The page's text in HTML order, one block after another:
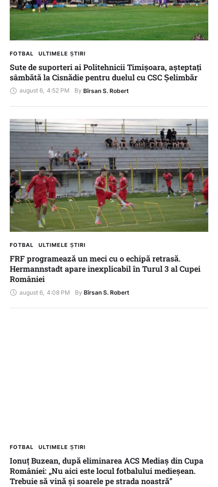
FOTBAL ULTIMELE ȘTIRI
Sute de suporteri ai Politehnicii Timișoara, așteptați
sâmbătă la Cisnădie pentru duelul cu CSC Șelimbăr
august 6, 4:52 PM By Bîrsan S. Robert
FOTBAL ULTIMELE ȘTIRI
FRF programează un meci cu o echipă retrasă.
Hermannstadt apare inexplicabil în Turul 3 al Cupei
României
august 6 4:08 PM By Bîrsan S. Robert
FOTBAL ULTIMELE ȘTIRI
Ionuț Buzean, după eliminarea ACS Mediaș din Cupa
României: „Nu aici este locul fotbalului medieșean.
Trebuie să vină și soarele pe strada noastră”